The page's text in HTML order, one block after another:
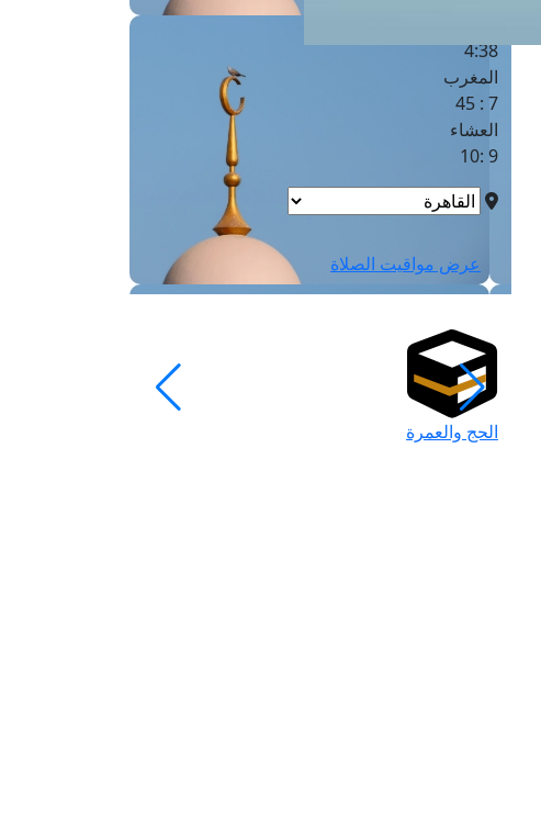
4:38
المغرب
7 : 45
العشاء
9 :10
عرض مواقيت الصلاة
الحج والعمرة